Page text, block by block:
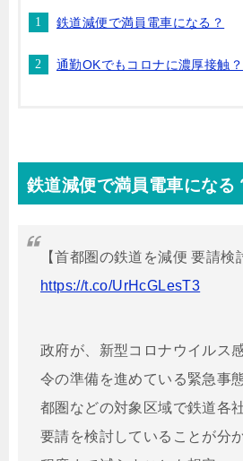
鉄道減便で満員電車になる？
通勤OKでもコロナに濃厚接触？
鉄道減便で満員電車になる
【首都圏の鉄道を減便 要請検
https://t.co/UrHcGLesT3
政府が、新型コロナウイルス
令の準備を進めている緊急事
都圏などの対象区域で鉄道各
要請を検討していることが分